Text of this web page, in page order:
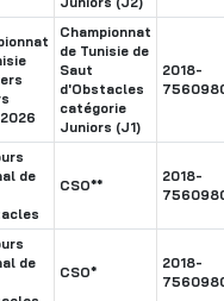
Championnat
de Tunisie de
Saut
d'Obstacles
catégorie
Juniors (J1)
2018-
de
CSO**
2018-
de
CSO*
2018-